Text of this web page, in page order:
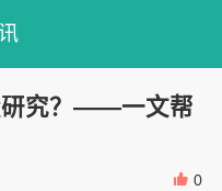
研究？——一文帮
0